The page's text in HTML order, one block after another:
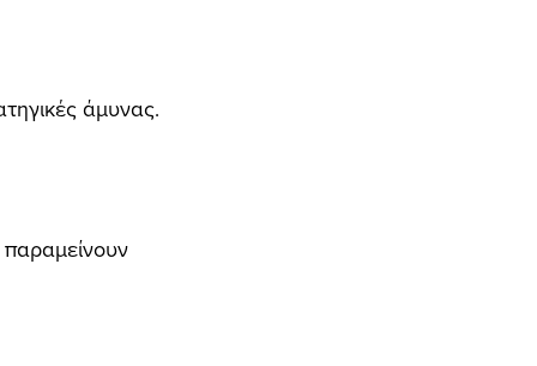
άμυνας.